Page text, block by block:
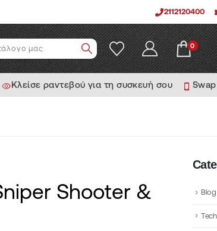
2112120400
0
Κλείσε ραντεβού για τη συσκευή σου
Shooter &
Blog